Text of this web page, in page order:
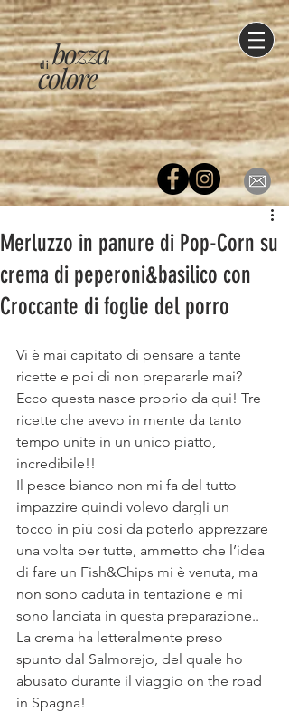
di
colore
bozza
Merluzzo in panure di Pop-Corn su
crema di peperoni&basilico con
Croccante di foglie del porro
Vi è mai capitato di pensare a tante
ricette e poi di non prepararle mai?
Ecco questa nasce proprio da qui! Tre
ricette che avevo in mente da tanto
tempo unite in un unico piatto,
incredibile!!
Il pesce bianco non mi fa del tutto
impazzire quindi volevo dargli un
tocco in più così da poterlo apprezzare
una volta per tutte, ammetto che l’idea
di fare un Fish&Chips mi è venuta, ma
non sono caduta in tentazione e mi
sono lanciata in questa preparazione..
La crema ha letteralmente preso
spunto dal Salmorejo, del quale ho
abusato durante il viaggio on the road
in Spagna!